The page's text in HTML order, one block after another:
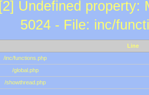
[2] Undefined property:
5024 - File: inc/
Line
/inc/functions.php
/global.php
/showthread.php